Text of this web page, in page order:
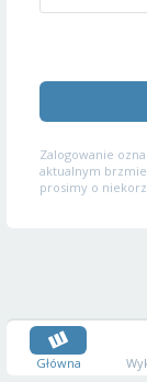
Zalogowanie
aktualnym
prosimy o
Główna